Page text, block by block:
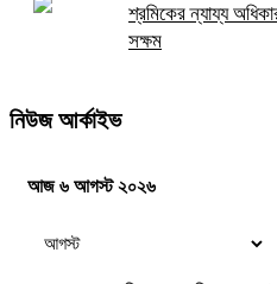
শ্রমিকের ন্যায্য
সক্ষম
নিউজ আর্কাইভ
আজ ৬ আগস্ট ২০২৬